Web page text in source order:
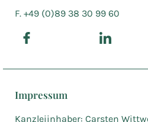
F. +49 (0)89 38 30 99 60
Impressum
Kanzleiinhaber: Carsten